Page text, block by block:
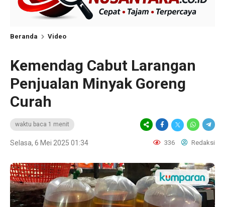
Beranda Video
Kemendag Cabut Larangan
Penjualan Minyak Goreng
Curah
waktu baca 1 menit
Selasa, 6 Mei 2025 01:34 336 Redaksi